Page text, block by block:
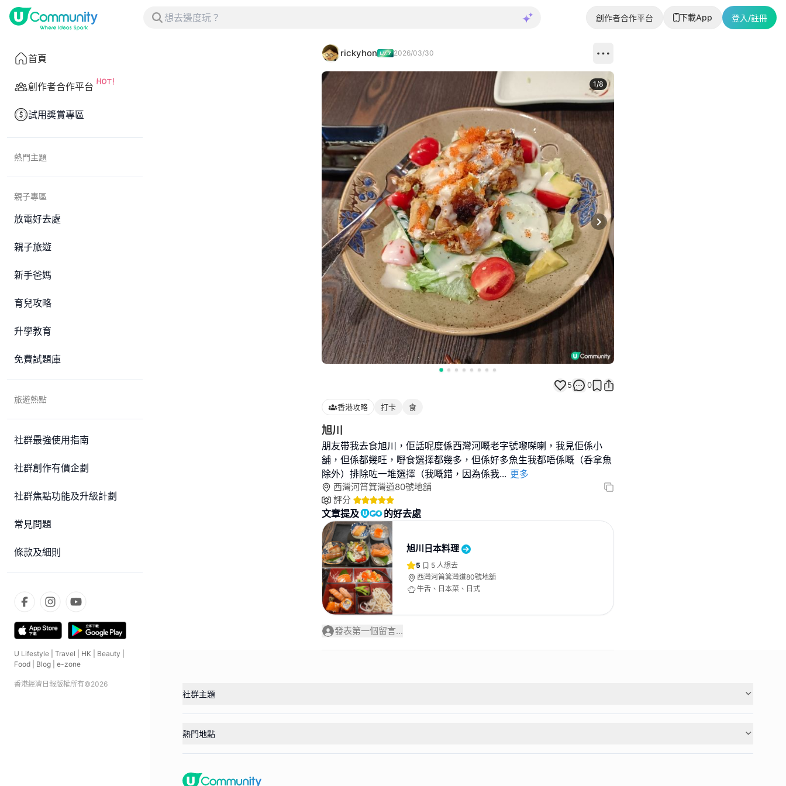
創作者合作平台 下載App 登入/註冊
首頁
創作者合作平台
試用獎賞專區
熱門主題
親子專區
放電好去處
親子旅遊
新手爸媽
育兒攻略
升學教育
免費試題庫
旅遊熱點
社群最強使用指南
社群創作有價企劃
社群焦點功能及升級計劃
常見問題
條款及細則
U Lifestyle Travel HK Beauty
Food
Blog e-zone
香港經濟日報版權所有©2026
rickyhon 2026/03/30
Next slide
1/8
5 0
香港攻略 打卡 食
旭川
朋友帶我去食旭川，佢話呢度係西灣河嘅老字號嚟㗎喇，我見佢係小
舖，但係都幾旺，嘢食選擇都幾多，但係好多魚生我都唔係嘅（呑拿魚
除外）排除咗一堆選擇（我嘅錯，因為係我... 更多
西灣河筲箕灣道80號地舖
評分
文章提及 的好去處
旭川日本料理
5 5 人想去
西灣河筲箕灣道80號地舖
牛舌、日本菜、日式
發表第一個留言...
社群主題
熱門地點